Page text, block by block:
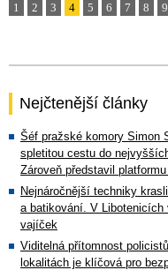
1 2 3 4 5 6 7 8 9
Nejčtenější články
Šéf pražské komory Simon
spletitou cestu do
Zároveň představil
Nejnáročnější techniky
a batikování. V
vajíček
Viditelná přítomnost
lokalitách je klíčová pro